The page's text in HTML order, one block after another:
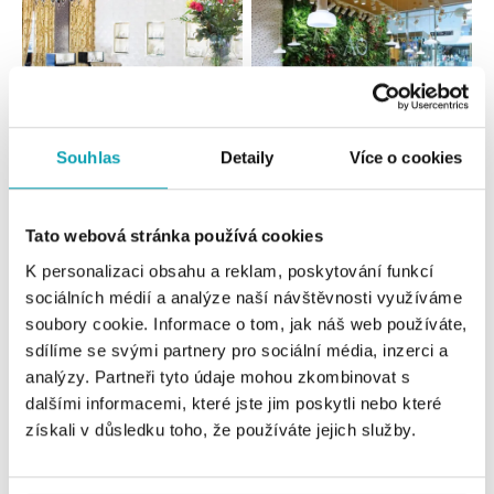
Souhlas Detaily Více o cookies
Tato webová stránka používá cookies
K personalizaci obsahu a reklam, poskytování funkcí
sociálních médií a analýze naší návštěvnosti využíváme
soubory cookie. Informace o tom, jak náš web používáte,
sdílíme se svými partnery pro sociální média, inzerci a
analýzy. Partneři tyto údaje mohou zkombinovat s
dalšími informacemi, které jste jim poskytli nebo které
získali v důsledku toho, že používáte jejich služby.
Všetky Česko Slovensko
Hlavná 123/1, 040 01 Košice
tel.: +421 911 854 322, +421 917 869 485
dnes otvorené od 10:00
ALOve OC Aupark, Bratislava
Einsteinova 3541/18, 851 01 Bratislava
tel.: +421917090556